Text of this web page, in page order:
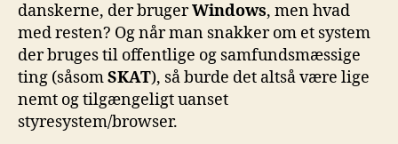
danskerne, der brugerWindows, men hvad
med resten? Og når man snakker om et system
der bruges til offentlige og samfundsmæssige
ting (såsomSKAT), så burde det altså være lige
nemt og tilgængeligt uanset
styresystem/browser.